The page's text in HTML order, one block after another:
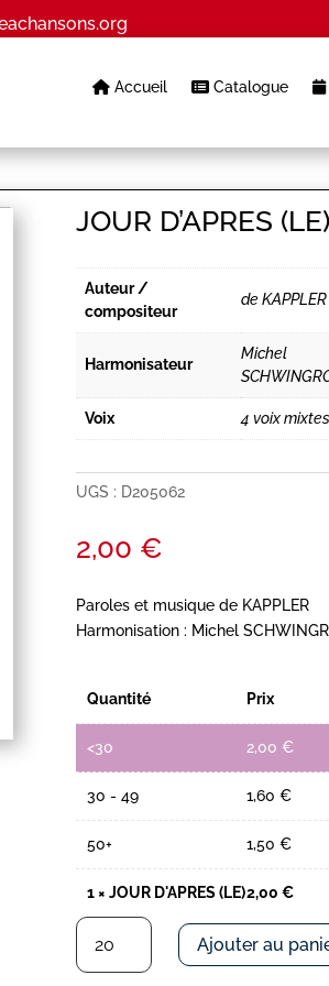
Accueil Catalogue
JOUR D’APRES (LE)
Auteur /
compositeur
de KAPPLER
Harmonisateur
Michel
Voix 4 voix mixtes
UGS : D205062
2,00 €
Paroles et musique de KAPPLER
Harmonisation : Michel
Quantité Prix
<30 2,00 €
30 - 49 1,60 €
50+ 1,50 €
1 ×JOUR D'APRES (LE)2,00 €
quantité
JOUR
Ajouter au